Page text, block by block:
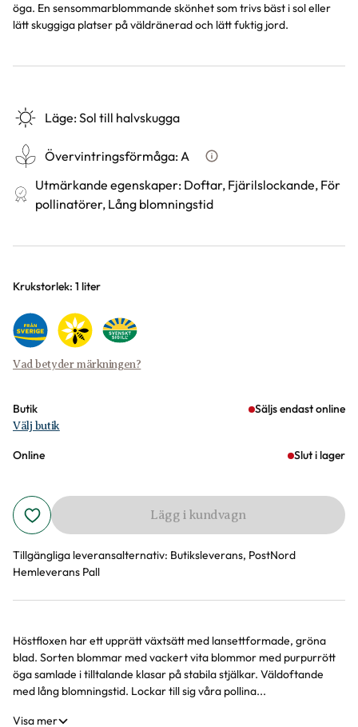
öga. En sensommarblommande skönhet som trivs bäst i sol eller
lätt skuggiga platser på väldränerad och lätt fuktig jord.
Läge:Sol till halvskugga
Övervintringsförmåga:A Vad betyder
Utmärkande egenskaper: Doftar, Fjärilslockande, För
pollinatörer, Lång blomningstid
Varianter
Krukstorlek: 1 liter
Vad betyder märkningen?
Butik Säljs endast online
Välj butik
Online Slut i lager
Lägg i kundvagn
Tillgängliga leveransalternativ: Butiksleverans, PostNord
Hemleverans Pall
Produktinformation
Höstfloxen har ett upprätt växtsätt med lansettformade, gröna
blad. Sorten blommar med vackert vita blommor med purpurrött
öga samlade i tilltalande klasar på stabila stjälkar. Väldoftande
med lång blomningstid. Lockar till sig våra pollina...
Visa mer